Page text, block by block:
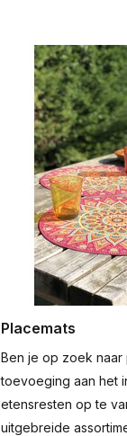
Placemats
Ben je op zoek naar
toevoeging aan het
etensresten op te
uitgebreide